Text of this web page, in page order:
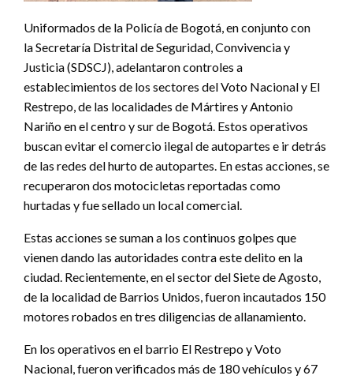
Uniformados de la Policía de Bogotá, en conjunto con
la Secretaría Distrital de Seguridad, Convivencia y
Justicia (SDSCJ), adelantaron controles a
establecimientos de los sectores del Voto Nacional y El
Restrepo, de las localidades de Mártires y Antonio
Nariño en el centro y sur de Bogotá. Estos operativos
buscan evitar el comercio ilegal de autopartes e ir detrás
de las redes del hurto de autopartes. En estas acciones, se
recuperaron dos motocicletas reportadas como
hurtadas y fue sellado un local comercial.
Estas acciones se suman a los continuos golpes que
vienen dando las autoridades contra este delito en la
ciudad. Recientemente, en el sector del Siete de Agosto,
de la localidad de Barrios Unidos, fueron incautados 150
motores robados en tres diligencias de allanamiento.
En los operativos en el barrio El Restrepo y Voto
Nacional, fueron verificados más de 180 vehículos y 67